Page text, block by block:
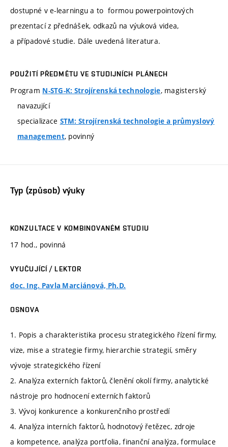
dostupné v e-learningu a to formou powerpointových
prezentací z přednášek, odkazů na výuková videa,
a případové studie. Dále uvedená literatura.
POUŽITÍ PŘEDMĚTU VE STUDIJNÍCH PLÁNECH
Program N-STG-K: Strojírenská technologie, magisterský
navazující
specializace STM: Strojírenská technologie a průmyslový
management, povinný
Typ (způsob) výuky
KONZULTACE V KOMBINOVANÉM STUDIU
17 hod., povinná
VYUČUJÍCÍ / LEKTOR
doc. Ing. Pavla Marciánová, Ph.D.
OSNOVA
1. Popis a charakteristika procesu strategického řízení firmy,
vize, mise a strategie firmy, hierarchie strategií, směry
vývoje strategického řízení
2. Analýza externích faktorů, členění okolí firmy, analytické
nástroje pro hodnocení externích faktorů
3. Vývoj konkurence a konkurenčního prostředí
4. Analýza interních faktorů, hodnotový řetězec, zdroje
a kompetence, analýza portfolia, finanční analýza, formulace